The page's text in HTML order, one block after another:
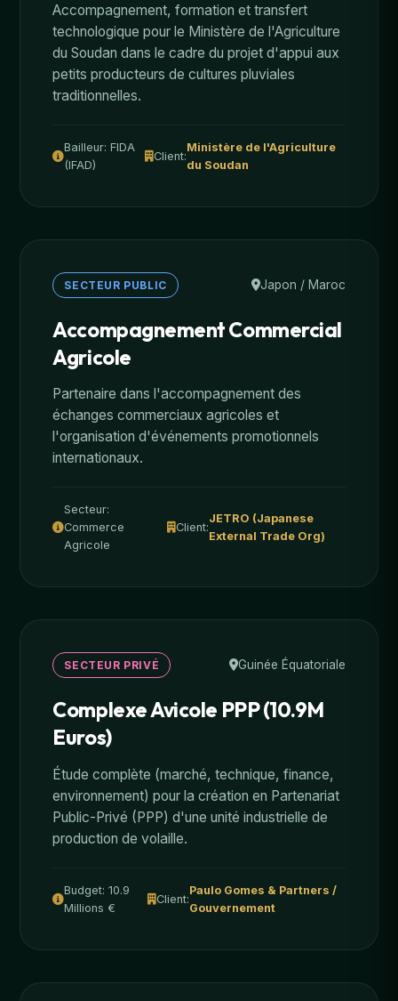
Accompagnement, formation et transfert
technologique pour le Ministère de l'Agriculture
du Soudan dans le cadre du projet d'appui aux
petits producteurs de cultures pluviales
traditionnelles.
Bailleur: FIDA
(IFAD)
Client:
Ministère de l'Agriculture
du Soudan
SECTEUR PUBLIC Japon / Maroc
Accompagnement Commercial
Agricole
Partenaire dans l'accompagnement des
échanges commerciaux agricoles et
l'organisation d'événements promotionnels
internationaux.
Secteur:
Commerce
Agricole
Client:
JETRO (Japanese
External Trade Org)
SECTEUR PRIVÉ Guinée Équatoriale
Complexe Avicole PPP (10.9M
Euros)
Étude complète (marché, technique, finance,
environnement) pour la création en Partenariat
Public-Privé (PPP) d'une unité industrielle de
production de volaille.
Budget: 10.9
Millions €
Client:
Paulo Gomes & Partners /
Gouvernement